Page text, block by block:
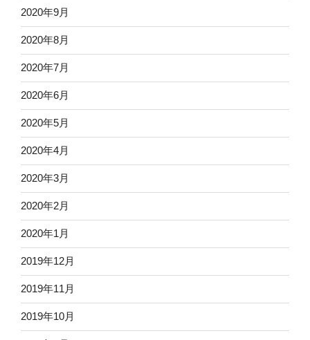
2020年9月
2020年8月
2020年7月
2020年6月
2020年5月
2020年4月
2020年3月
2020年2月
2020年1月
2019年12月
2019年11月
2019年10月